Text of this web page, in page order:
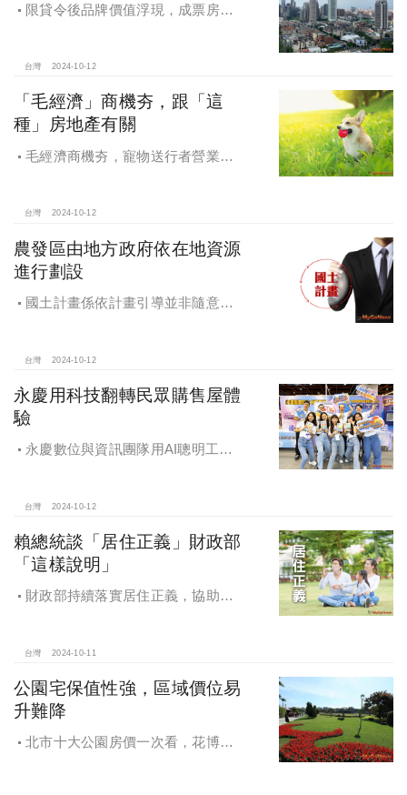
限貸令後品牌價值浮現，成票房保
台灣 2024-10-12
「毛經濟」商機夯，跟「這
種」房地產有關
毛經濟商機夯，寵物送行者營業額
台灣 2024-10-12
農發區由地方政府依在地資源
進行劃設
國土計畫係依計畫引導並非隨意亂
台灣 2024-10-12
永慶用科技翻轉民眾購售屋體
驗
永慶數位與資訊團隊用AI聰明工
灣房產科技發展
台灣 2024-10-12
賴總統談「居住正義」財政部
「這樣說明」
財政部持續落實居住正義，協助經
台灣 2024-10-11
公園宅保值性強，區域價位易
升難降
北市十大公園房價一次看，花博年